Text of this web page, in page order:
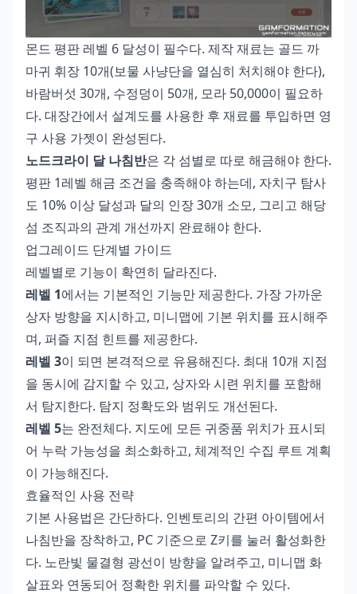
몬드 평판 레벨 6 달성이 필수다. 제작 재료는 골드 까
마귀 휘장 10개(보물 사냥단을 열심히 처치해야 한다),
바람버섯 30개, 수정덩이 50개, 모라 50,000이 필요하
다. 대장간에서 설계도를 사용한 후 재료를 투입하면 영
구 사용 가젯이 완성된다.
노드크라이 달 나침반은 각 섬별로 따로 해금해야 한다.
평판 1레벨 해금 조건을 충족해야 하는데, 자치구 탐사
도 10% 이상 달성과 달의 인장 30개 소모, 그리고 해당
섬 조직과의 관계 개선까지 완료해야 한다.
업그레이드 단계별 가이드
레벨별로 기능이 확연히 달라진다.
레벨 1에서는 기본적인 기능만 제공한다. 가장 가까운
상자 방향을 지시하고, 미니맵에 기본 위치를 표시해주
며, 퍼즐 지점 힌트를 제공한다.
레벨 3이 되면 본격적으로 유용해진다. 최대 10개 지점
을 동시에 감지할 수 있고, 상자와 시련 위치를 포함해
서 탐지한다. 탐지 정확도와 범위도 개선된다.
레벨 5는 완전체다. 지도에 모든 귀중품 위치가 표시되
어 누락 가능성을 최소화하고, 체계적인 수집 루트 계획
이 가능해진다.
효율적인 사용 전략
기본 사용법은 간단하다. 인벤토리의 간편 아이템에서
나침반을 장착하고, PC 기준으로 Z키를 눌러 활성화한
다. 노란빛 물결형 광선이 방향을 알려주고, 미니맵 화
살표와 연동되어 정확한 위치를 파악할 수 있다.